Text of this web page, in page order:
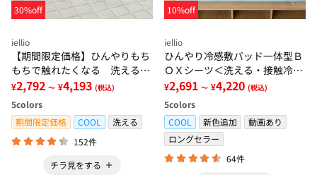
30%off
iellio
【期間限定価格】ひんやりもち
もちで触れたくなる 洗えるラ
グ＜低反発・滑りにくい・接触
冷感・防ダニ・カーペット＞
¥2,792 ～ ¥4,193 (税込)
5colors
期間限定価格
COOL
洗える
152件
チラ見をする
10%off
iellio
ひんやり冷感敷パッド一体型Ｂ
ＯＸシーツ＜洗える・接触冷
感・抗菌防臭・時短・家事楽・
ボックスシーツ・寝苦しさ対策
＞
¥2,691 ～ ¥4,220 (税込)
5colors
COOL
新色追加
動画あり
ロングセラー
64件